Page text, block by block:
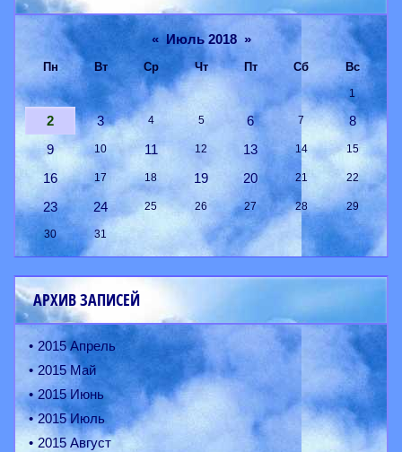
« Июль 2018 »
Пн Вт Ср Чт Пт Сб Вс
1
2 3 4 5 6 7
8
9
10 11 12 13 14 15
16 17 18 19 20 21 22
23 24 25 26 27 28 29
30 31
АРХИВ ЗАПИСЕЙ
2015 Апрель
2015 Май
2015 Июнь
2015 Июль
2015 Август